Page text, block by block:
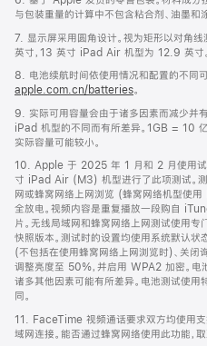
与包装重量的计算中不包含粘合剂、油墨和
7. 显示屏采用圆角设计。视为矩形以对角
英寸，13 英寸 iPad Air 机型为 12.9 英寸
8. 电池续航时间依使用情况和配置的不同
apple.com.cn/batteries。
9. 实际可用容量会由于诸多因素而减少并
iPad 机型的不同而有所差异。1GB = 10
实际容量可能较小。
10. Apple 于 2025 年 1 月和 2 月使用
寸 iPad Air (M3) 机型进行了此项测试。测
网或蜂窝网络上网浏览 (蜂窝网络机型使
全放电。视频内容是重复播放一段购自
片。无线局域网和蜂窝网络上网测试使用
快照版本。测试时的设置均使用系统默认状
(不包括在使用蜂窝网络上网浏览时)、关闭
调整亮度至 50%，并启用 WPA2 加密。电
诸多其他因素可能有所差异。电池测试使
同。
11. FaceTime 视频通话要求双方均使用
域网连接。能否通过蜂窝网络使用此功能，